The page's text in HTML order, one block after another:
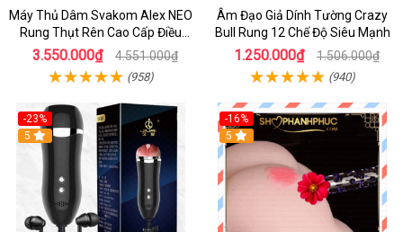
Máy Thủ Dâm Svakom Alex NEO
Rung Thụt Rên Cao Cấp Điều
Khiển App
3.550.000₫ 4.551.000₫
(958)
Âm Đạo Giả Dính Tường Crazy
Bull Rung 12 Chế Độ Siêu Mạnh
1.250.000₫ 1.506.000₫
(940)
-23%
5
-16%
5